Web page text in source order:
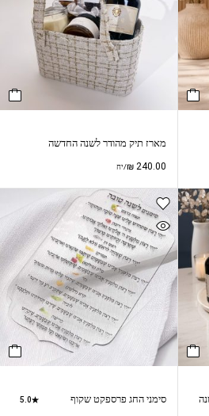
מארז תיק מהודר לשנה החדשה
₪240.00 /יח
סימני החג פרספקט שקוף 5.0